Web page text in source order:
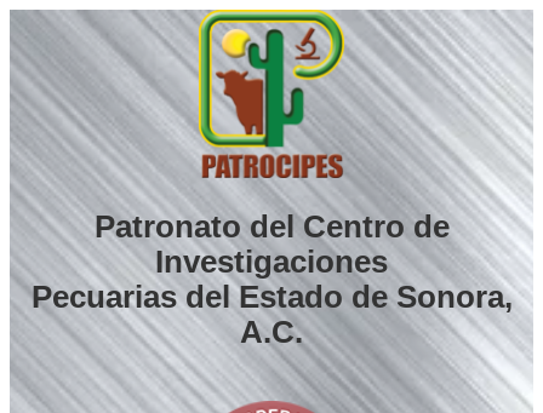
Saltar
al
contenido
Patronato del Centro de
Investigaciones
Pecuarias del Estado de Sonora,
A.C.